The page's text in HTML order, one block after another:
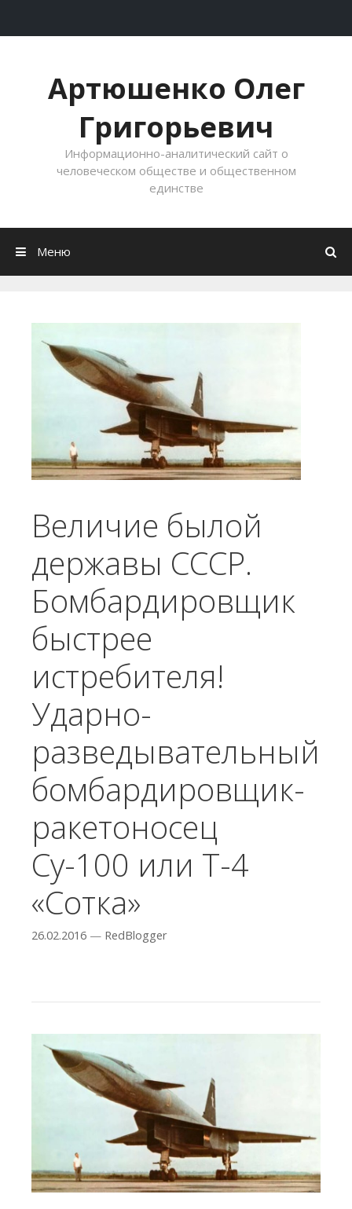
Артюшенко Олег
Григорьевич
Информационно-аналитический сайт о
человеческом обществе и общественном
единстве
Меню
Величие былой
державы СССР.
Бомбардировщик
быстрее
истребителя!
Ударно-
разведывательный
бомбардировщик-
ракетоносец
Су-100 или Т-4
«Сотка»
26.02.2016 — RedBlogger